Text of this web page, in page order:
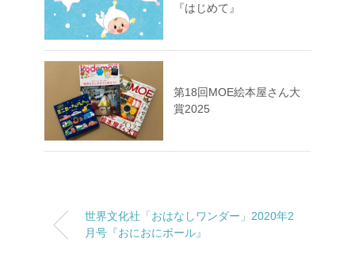
『はじめて』
第18回MOE絵本屋さん大
賞2025
世界文化社「おはなしワンダー」2020年2
月号『おにおにボール』